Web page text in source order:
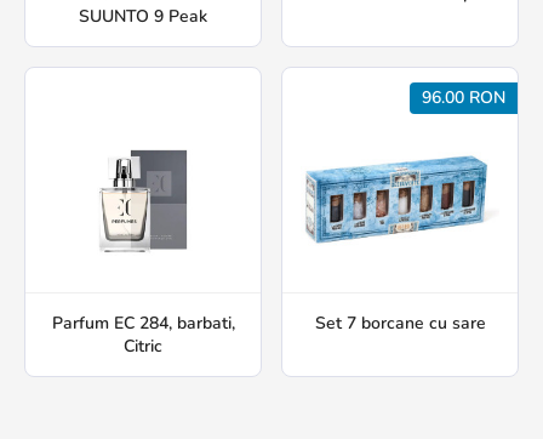
SUUNTO 9 Peak
Parfum EC 284, barbati,
Citric
96.00 RON
Set 7 borcane cu sare